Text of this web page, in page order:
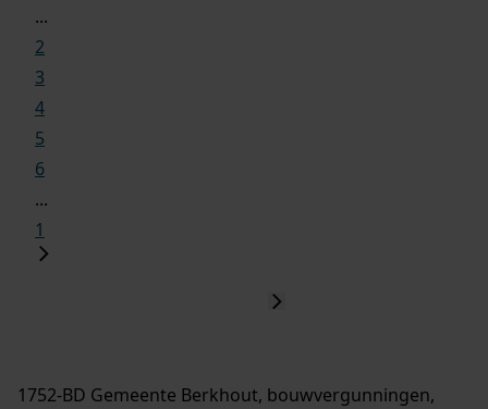
...
2
3
4
5
6
...
1
1752-BD Gemeente Berkhout, bouwvergunningen,